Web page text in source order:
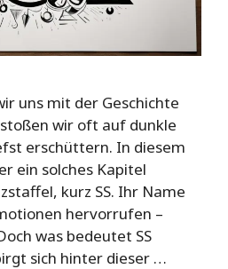
uns mit der Geschichte
wir oft auf dunkle
erschüttern. In diesem
ein solches Kapitel
kurz SS. Ihr Name
hervorrufen –
was bedeutet SS
sich hinter dieser …